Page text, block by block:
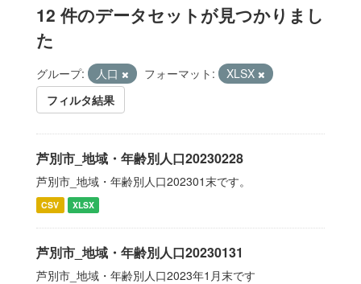
12 件のデータセットが見つかりまし
た
グループ: 人口 フォーマット:
XLSX
フィルタ結果
芦別市_地域・年齢別人口20230228
芦別市_地域・年齢別人口202301末です。
CSV XLSX
芦別市_地域・年齢別人口20230131
芦別市_地域・年齢別人口2023年1月末です